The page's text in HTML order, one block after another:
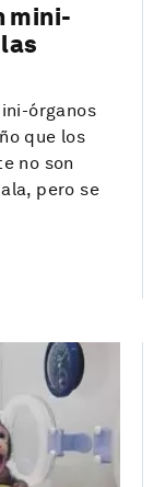
mini-
órganos
que los
no son
pero se